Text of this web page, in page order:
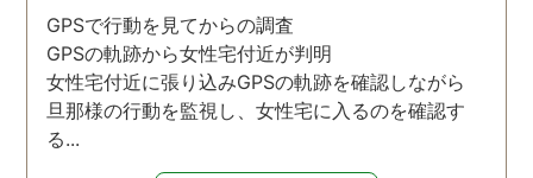
GPSで行動を見てからの調査
GPSの軌跡から女性宅付近が判明
女性宅付近に張り込みGPSの軌跡を確認しながら
旦那様の行動を監視し、女性宅に入るのを確認す
る...